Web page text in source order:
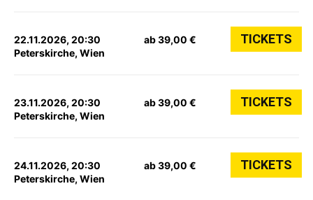
22.11.2026, 20:30
Peterskirche, Wien
ab 39,00 € TICKETS
23.11.2026, 20:30
Peterskirche, Wien
ab 39,00 € TICKETS
24.11.2026, 20:30
Peterskirche, Wien
ab 39,00 € TICKETS